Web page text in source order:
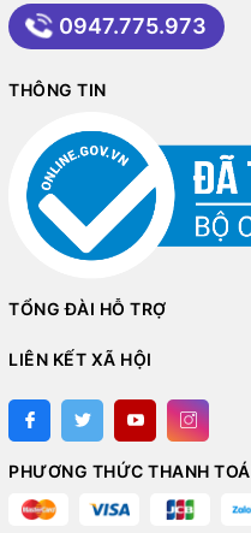
0947.775.973
THÔNG TIN
TỔNG ĐÀI HỖ TRỢ
LIÊN KẾT XÃ HỘI
PHƯƠNG THỨC THANH